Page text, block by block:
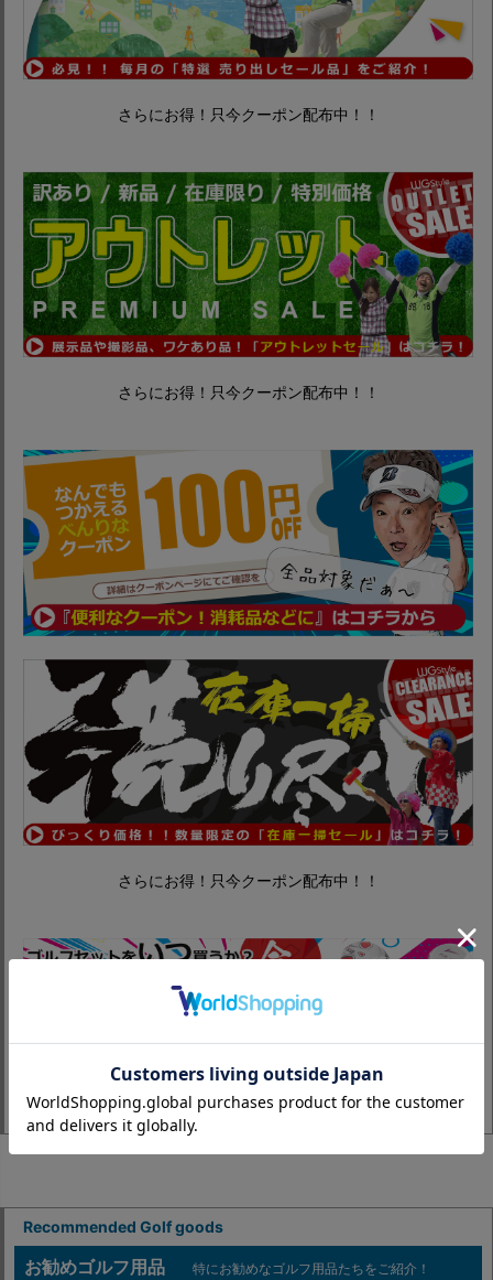
さらにお得！只今クーポン配布中！！
さらにお得！只今クーポン配布中！！
さらにお得！只今クーポン配布中！！
Recommended Golf goods
お勧めゴルフ用品 特にお勧めなゴルフ用品たちをご紹介！